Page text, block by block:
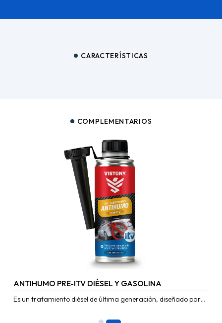
CARACTERÍSTICAS
COMPLEMENTARIOS
ANTIHUMO PRE-ITV DIÉSEL Y GASOLINA
Es un tratamiento diésel de última generación, diseñado para